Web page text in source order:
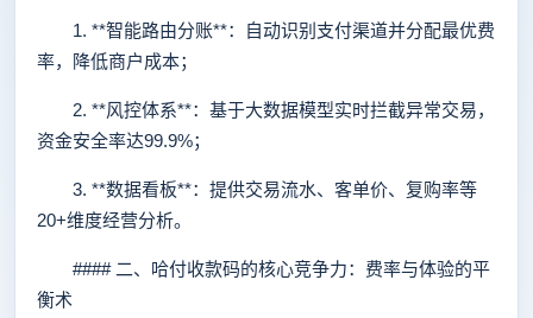
1. **智能路由分账**：自动识别支付渠道并分配最优费
率，降低商户成本；
2. **风控体系**：基于大数据模型实时拦截异常交易，
资金安全率达99.9%；
3. **数据看板**：提供交易流水、客单价、复购率等
20+维度经营分析。
#### 二、哈付收款码的核心竞争力：费率与体验的平
衡术